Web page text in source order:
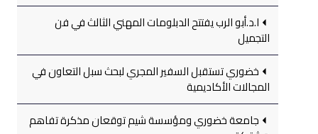
ا.د.أبو الرب يفتتح الدبلومات المهني الثالث في فن
التجميل
خضوري تستقبل السفير المجري لبحث سبل التعاون في
المجالات الأكاديمية
جامعة خضوري ومؤسسة شيم توقعان مذكرة تفاهم